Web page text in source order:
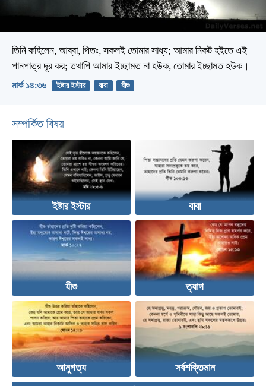
তিনি কহিলেন, আব্বা, পিতঃ, সকলই তোমার সাধ্য; আমার নিকট হইতে এই
পানপাত্র দূর কর; তথাপি আমার ইচ্ছামত না হউক, তোমার ইচ্ছামত হউক।
মার্ক ১৪:৩৬ ইষ্টার ইস্টার বাবা যীশু
সম্পর্কিত বিষয়
ইষ্টার ইস্টার বাবা
যীশু ত্যাগ
আনুগত্য সর্বশক্তিমান